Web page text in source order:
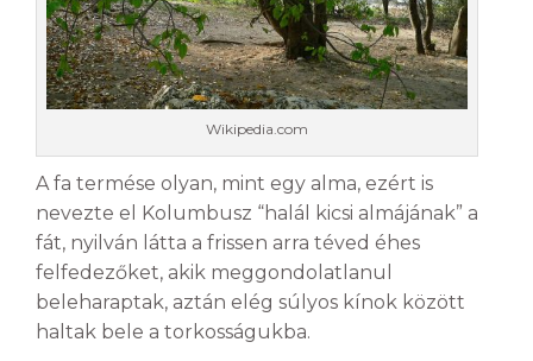
Wikipedia.com
A fa termése olyan, mint egy alma, ezért is
nevezte el Kolumbusz “halál kicsi almájának” a
fát, nyilván látta a frissen arra téved éhes
felfedezőket, akik meggondolatlanul
beleharaptak, aztán elég súlyos kínok között
haltak bele a torkosságukba.